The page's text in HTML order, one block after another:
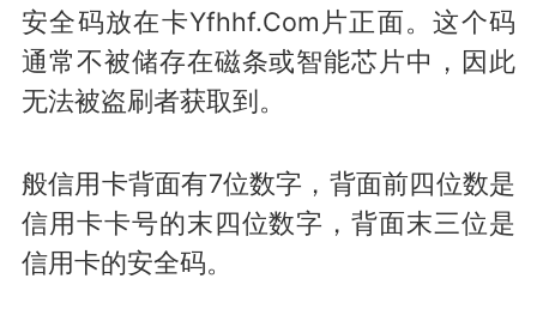
安全码放在卡Yfhhf.Com片正面。这个码
通常不被储存在磁条或智能芯片中，因此
无法被盗刷者获取到。
般信用卡背面有7位数字，背面前四位数是
信用卡卡号的末四位数字，背面末三位是
信用卡的安全码。